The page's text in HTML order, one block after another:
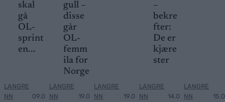
skal
gå
OL-
sprint
en...
LANGRE
NN
09.0
gull –
disse
går
OL-
femm
ila for
Norge
LANGRE
NN
19.0
LANGRE
NN
19.0
–
bekre
fter:
De er
kjære
ster
LANGRE
NN
14.0
LANGRE
NN
15.0